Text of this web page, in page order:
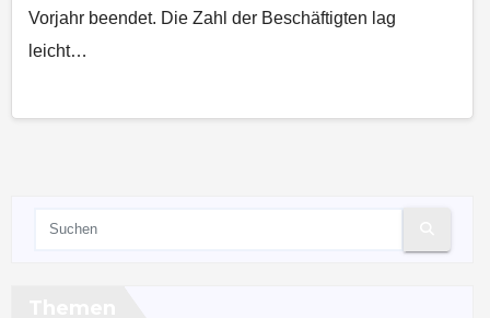
Vorjahr beendet. Die Zahl der Beschäftigten lag
leicht…